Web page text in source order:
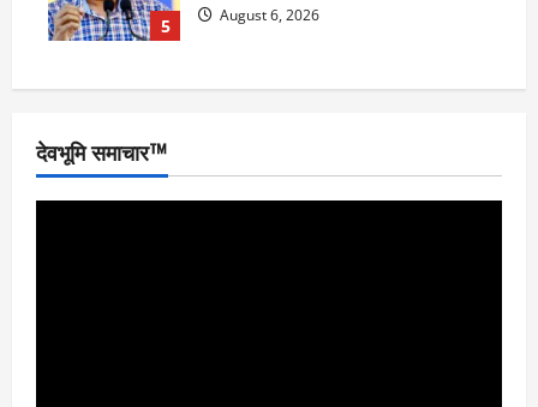
5 August 6, 2026
देवभूमि समाचार™